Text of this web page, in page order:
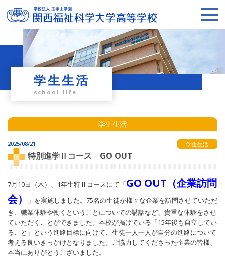
学生生活
school-life
学生生活
特別進学Ⅱコース GO OUT
2025/08/21 学生生活
7月10日（木）、1年生特Ⅱコースにて「GO OUT（企業訪問
会）
」を実施しました。75名の生徒が様々な企業を訪問させていただ
き、職業体験や働くということについての講話など、貴重な体験をさせ
ていただくことができました。本校が掲げている「15年後も自立してい
ること」という進路目標に向けて、生徒一人一人が自分の進路について
考える良いきっかけとなりました。ご協力してくださった企業の皆様、
本当にありがとうございました。